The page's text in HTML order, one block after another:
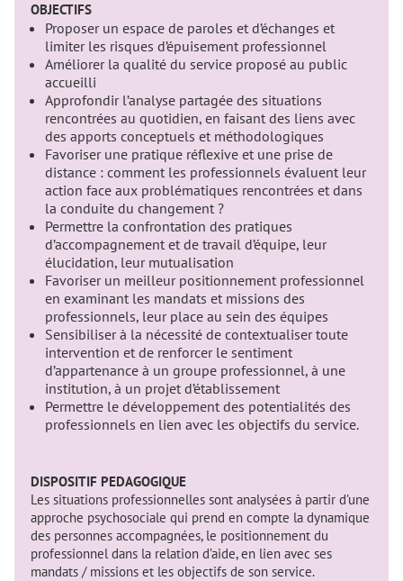
OBJECTIFS
Proposer un espace de paroles et d’échanges et
limiter les risques d’épuisement professionnel
Améliorer la qualité du service proposé au public
accueilli
Approfondir l’analyse partagée des situations
rencontrées au quotidien, en faisant des liens avec
des apports conceptuels et méthodologiques
Favoriser une pratique réflexive et une prise de
distance : comment les professionnels évaluent leur
action face aux problématiques rencontrées et dans
la conduite du changement ?
Permettre la confrontation des pratiques
d’accompagnement et de travail d’équipe, leur
élucidation, leur mutualisation
Favoriser un meilleur positionnement professionnel
en examinant les mandats et missions des
professionnels, leur place au sein des équipes
Sensibiliser à la nécessité de contextualiser toute
intervention et de renforcer le sentiment
d’appartenance à un groupe professionnel, à une
institution, à un projet d’établissement
Permettre le développement des potentialités des
professionnels en lien avec les objectifs du service.
DISPOSITIF PEDAGOGIQUE
Les situations professionnelles sont analysées à partir d’une
approche psychosociale qui prend en compte la dynamique
des personnes accompagnées, le positionnement du
professionnel dans la relation d’aide, en lien avec ses
mandats / missions et les objectifs de son service.